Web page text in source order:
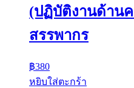
(ปฏิบัติงานด้าน
สรรพากร
฿380
หยิบใส่ตะกร้า